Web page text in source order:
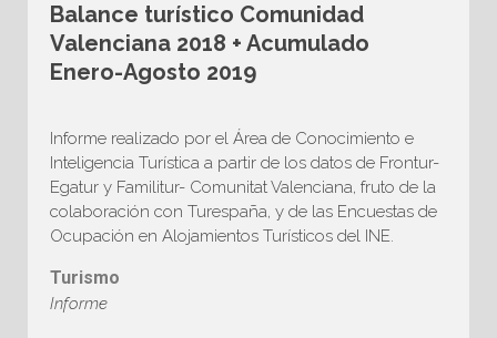
Balance turístico Comunidad
Valenciana 2018 + Acumulado
Enero-Agosto 2019
Informe realizado por el Área de Conocimiento e
Inteligencia Turística a partir de los datos de Frontur-
Egatur y Familitur- Comunitat Valenciana, fruto de la
colaboración con Turespaña, y de las Encuestas de
Ocupación en Alojamientos Turísticos del INE.
Turismo
Informe